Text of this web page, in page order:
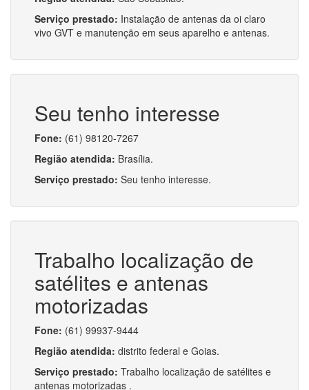
Serviço prestado: Instalação de antenas da oi claro
vivo GVT e manutenção em seus aparelho e antenas.
Seu tenho interesse
Fone: (61) 98120-7267
Região atendida: Brasília.
Serviço prestado: Seu tenho interesse.
Trabalho localização de
satélites e antenas
motorizadas
Fone: (61) 99937-9444
Região atendida: distrito federal e Goias.
Serviço prestado: Trabalho localização de satélites e
antenas motorizadas .